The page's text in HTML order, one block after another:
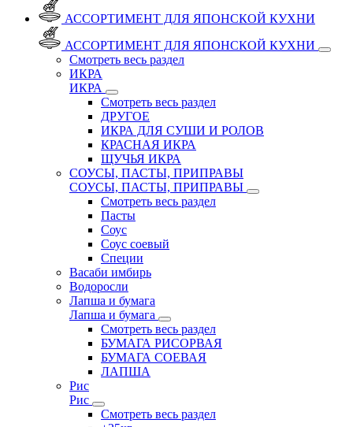
АССОРТИМЕНТ ДЛЯ ЯПОНСКОЙ КУХНИ
АССОРТИМЕНТ ДЛЯ ЯПОНСКОЙ КУХНИ
Смотреть весь раздел
ИКРА
ИКРА
Смотреть весь раздел
ДРУГОЕ
ИКРА ДЛЯ СУШИ И РОЛОВ
КРАСНАЯ ИКРА
ЩУЧЬЯ ИКРА
СОУСЫ, ПАСТЫ, ПРИПРАВЫ
СОУСЫ, ПАСТЫ, ПРИПРАВЫ
Смотреть весь раздел
Пасты
Соус
Соус соевый
Специи
Васаби имбирь
Водоросли
Лапша и бумага
Лапша и бумага
Смотреть весь раздел
БУМАГА РИСОРВАЯ
БУМАГА СОЕВАЯ
ЛАПША
Рис
Рис
Смотреть весь раздел